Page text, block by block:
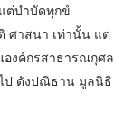
ต่บำบัดทุกข์
ศาสนา เท่านั้น แต่
งค์กรสาธารณกุศล
ป ดังปณิธาน มูลนิธิ